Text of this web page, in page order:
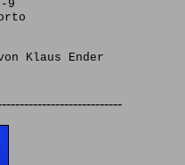
9
Klaus Ender